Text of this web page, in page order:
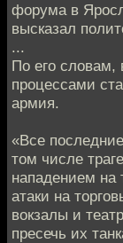
форума в
высказал
...
По его словам,
процессами
армия.
«Все
том числе
нападением
атаки на
вокзалы и
пресечь их